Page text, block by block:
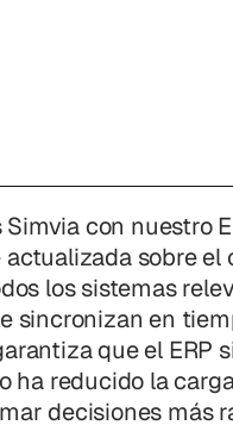
con nuestro
sobre
los sistemas
sincronizan en
que el ERP
ha reducido la
decisiones más